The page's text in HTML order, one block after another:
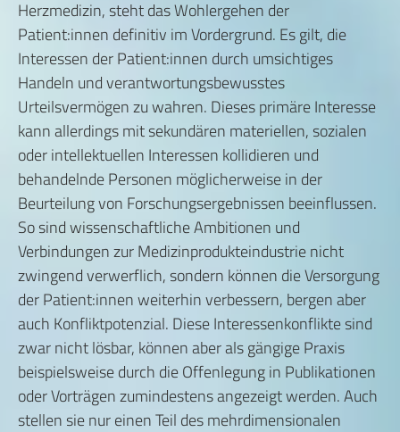
Herzmedizin, steht das Wohlergehen der
Patient:innen definitiv im Vordergrund. Es gilt, die
Interessen der Patient:innen durch umsichtiges
Handeln und verantwortungsbewusstes
Urteilsvermögen zu wahren. Dieses primäre Interesse
kann allerdings mit sekundären materiellen, sozialen
oder intellektuellen Interessen kollidieren und
behandelnde Personen möglicherweise in der
Beurteilung von Forschungsergebnissen beeinflussen.
So sind wissenschaftliche Ambitionen und
Verbindungen zur Medizinprodukteindustrie nicht
zwingend verwerflich, sondern können die Versorgung
der Patient:innen weiterhin verbessern, bergen aber
auch Konfliktpotenzial. Diese Interessenkonflikte sind
zwar nicht lösbar, können aber als gängige Praxis
beispielsweise durch die Offenlegung in Publikationen
oder Vorträgen zumindestens angezeigt werden. Auch
stellen sie nur einen Teil des mehrdimensionalen